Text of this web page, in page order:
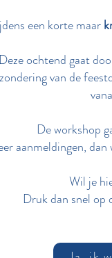
een korte maar
Deze ochtend gaat
van de
De workshop
aanmeldingen,
Wil je
Druk dan snel op